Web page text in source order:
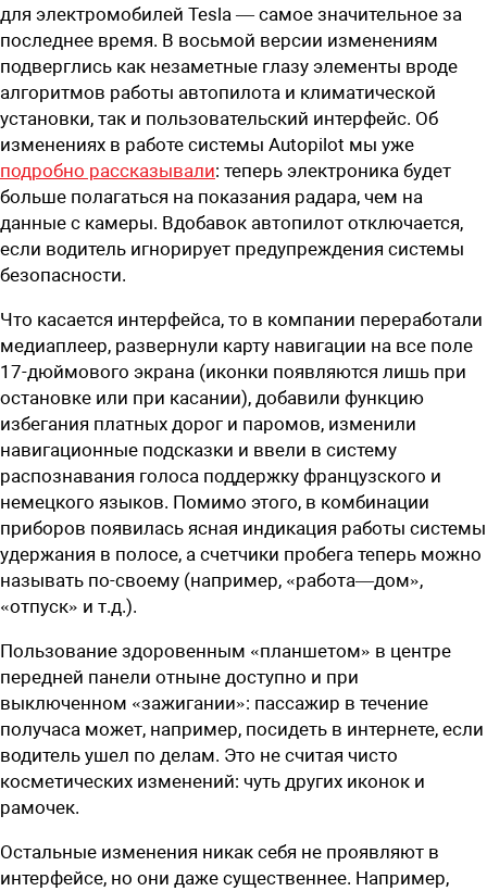
для электромобилей Tesla — самое значительное за
последнее время. В восьмой версии изменениям
подверглись как незаметные глазу элементы вроде
алгоритмов работы автопилота и климатической
установки, так и пользовательский интерфейс. Об
изменениях в работе системы Autopilot мы уже
подробно рассказывали: теперь электроника будет
больше полагаться на показания радара, чем на
данные с камеры. Вдобавок автопилот отключается,
если водитель игнорирует предупреждения системы
безопасности.
Что касается интерфейса, то в компании переработали
медиаплеер, развернули карту навигации на все поле
17-дюймового экрана (иконки появляются лишь при
остановке или при касании), добавили функцию
избегания платных дорог и паромов, изменили
навигационные подсказки и ввели в систему
распознавания голоса поддержку французского и
немецкого языков. Помимо этого, в комбинации
приборов появилась ясная индикация работы системы
удержания в полосе, а счетчики пробега теперь можно
называть по-своему (например, «работа—дом»,
«отпуск» и т.д.).
Пользование здоровенным «планшетом» в центре
передней панели отныне доступно и при
выключенном «зажигании»: пассажир в течение
получаса может, например, посидеть в интернете, если
водитель ушел по делам. Это не считая чисто
косметических изменений: чуть других иконок и
рамочек.
Остальные изменения никак себя не проявляют в
интерфейсе, но они даже существеннее. Например,